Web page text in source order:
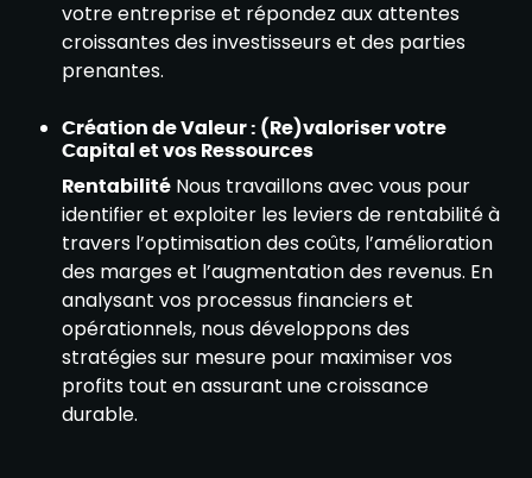
votre entreprise et répondez aux attentes
croissantes des investisseurs et des parties
prenantes.
Création de Valeur : (Re)valoriser votre
Capital et vos Ressources
Rentabilité Nous travaillons avec vous pour
identifier et exploiter les leviers de rentabilité à
travers l’optimisation des coûts, l’amélioration
des marges et l’augmentation des revenus. En
analysant vos processus financiers et
opérationnels, nous développons des
stratégies sur mesure pour maximiser vos
profits tout en assurant une croissance
durable.